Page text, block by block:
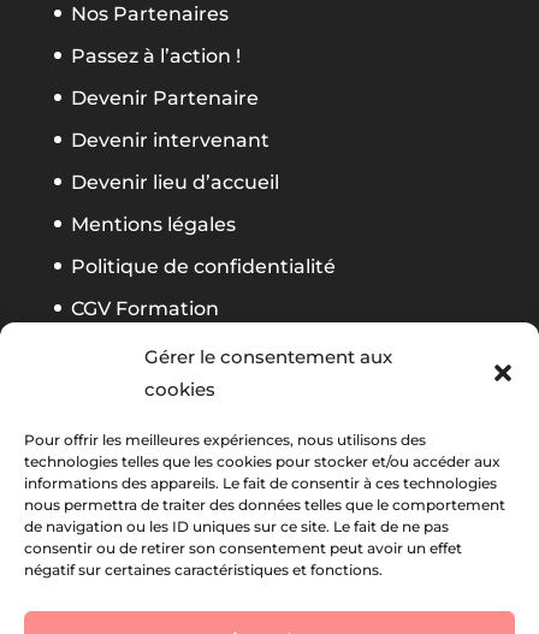
Gérer le consentement aux
cookies
Pour offrir les meilleures expériences, nous utilisons des
technologies telles que les cookies pour stocker et/ou accéder aux
informations des appareils. Le fait de consentir à ces technologies
nous permettra de traiter des données telles que le comportement
de navigation ou les ID uniques sur ce site. Le fait de ne pas
consentir ou de retirer son consentement peut avoir un effet
négatif sur certaines caractéristiques et fonctions.
Nos Partenaires
Passez à l’action !
Devenir Partenaire
Devenir intervenant
Devenir lieu d’accueil
Mentions légales
Politique de confidentialité
CGV Formation
Règlement Foliweb Awards 2026
Suivez notre actu
La newsletter Foliweb